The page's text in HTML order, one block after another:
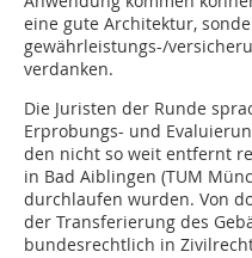
eine gute Architektur,
gewährleistungs-/
verdanken.
Die Juristen der Runde
Erprobungs- und
den nicht so weit entfernt
in Bad Aiblingen (TUM
durchlaufen wurden. Von
der Transferierung des
bundesrechtlich in